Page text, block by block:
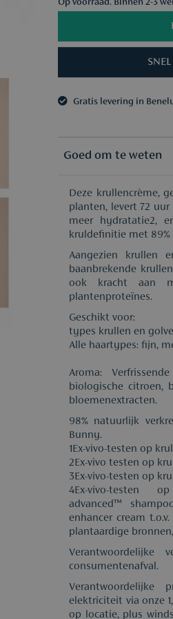
Op voorraad. Binnen 2-3
Gratis levering in
Goed om te weten
Deze krullencrème,
planten, levert 72
meer hydratatie2,
kruldefinitie met 89%
Aangezien krullen
baanbrekende
ook kracht aan
plantenproteïnes.
Geschikt voor:
types krullen en
Alle haartypes: fijn,
Aroma:
biologische citroen,
bloemenextracten.
98% natuurlijk
Bunny.
1Ex-vivo-testen op
2Ex-vivo testen op
3Ex-vivo-testen op
4Ex-vivo-
advanced™
enhancer cream
plantaardige
Verantwoordelijke
consumentenafval.
Verantwoordelijke
elektriciteit via onze
op locatie, plus